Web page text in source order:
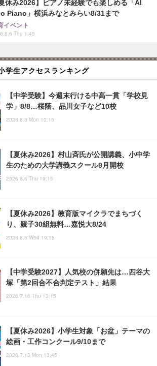
夏休み2026】ピアノ未経験でも楽しめる「AI
Piano」横浜みなとみらい8/31まで
イベント
Thu 1:45
学生アクセスランキング
【中学受験】今週末行ける中高一貫「学校見
学」8/8…桜蔭、品川女子など10校
2026.8.3 Mon 10:15
【夏休み2026】村山斉氏が公開講義、小中学
生のための大学講義スクール9月開校
2026.8.6 Thu 19:15
【夏休み2026】教育版マイクラでまちづく
り、親子30組無料…嘉悦大8/24
2026.8.5 Wed 19:15
【中学受験2027】人気校の併願先は…四谷大
塚「第2回合不合判定テスト」結果
2026.7.16 Thu 13:15
【夏休み2026】小学生対象「お盆」テーマの
絵画・工作コンクール9/10まで
2026.7.13 Mon 13:45